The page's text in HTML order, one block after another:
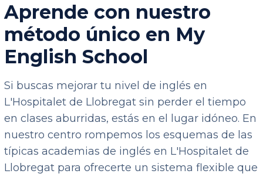
Aprende con nuestro
método único en My
English School
Si buscas mejorar tu nivel de inglés en
L'Hospitalet de Llobregat sin perder el tiempo
en clases aburridas, estás en el lugar idóneo. En
nuestro centro rompemos los esquemas de las
típicas academias de inglés en L'Hospitalet de
Llobregat para ofrecerte un sistema flexible que